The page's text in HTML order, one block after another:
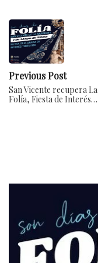
Previous Post
San Vicente recupera La
Folía, Fiesta de Interés…